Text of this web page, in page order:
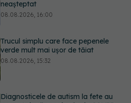
Trucul simplu care face pepenele
verde mult mai ușor de tăiat
Diagnosticele de autism la fete au